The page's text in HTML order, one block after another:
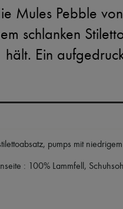
Mules Pebble
schlanken
hält. Ein
, pumps mit
: 100% Lammfell,